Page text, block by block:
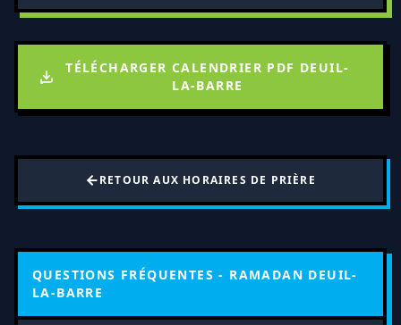
TÉLÉCHARGER CALENDRIER PDF DEUIL-
LA-BARRE
RETOUR AUX HORAIRES DE PRIÈRE
QUESTIONS FRÉQUENTES - RAMADAN DEUIL-
LA-BARRE